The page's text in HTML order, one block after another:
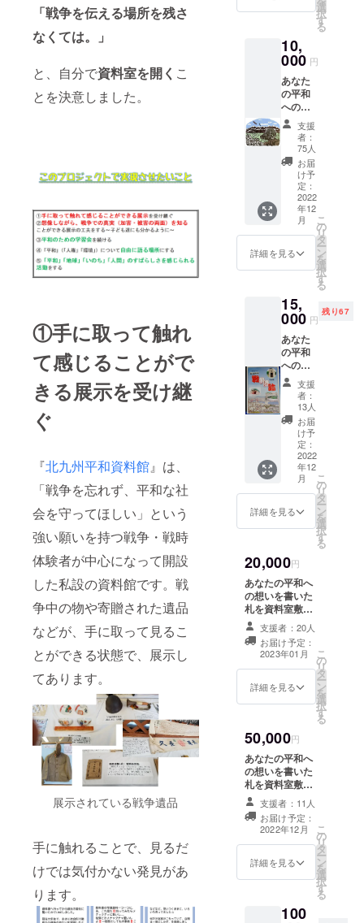
「戦争を伝える場所を残さ
なくては。」
と、自分で資料室を開く こ
とを決意しました。
①手に取って触れ
て感じることがで
きる展示を受け継
ぐ
『北九州平和資料館』は、
「戦争を忘れず、平和な社
会を守ってほしい」という
強い願いを持つ戦争・戦時
体験者が中心になって開設
した私設の資料館です。戦
争中の物や寄贈された遺品
などが、手に取って見るこ
とができる状態で、展示し
てあります。
展示されている戦争遺品
手に触れることで、見るだ
けでは気付かない発見があ
ります。
き付け
ようと
いま
す。
お名前
を含め
て20文
字くら
いでお
願いし
ます。
若松出
身のイ
ラスト
ター山
福朱実
品「戦
争はも
うイヤ
だ」の
ポスト
カード
か「子
ども向
け平和
のため
の学習
会」参
加券を
お届け
山福朱
実さん
ル＞ イ
ラスト
レー
ター、
版画
家、絵
本作
家。 北
九州市
若松区
の小さ
まれ
本『ヤ
マネコ
毛布』
（復刻
ドット
コム）
るん』
（農文
の町と
ための学習会」
参加券をお届け
8.2cm×17cm
30枚 ※「学習
会」について
・対象…幼児
から中学生くら
い （※親子での
参加を勧めてい
ます。大人の方
でも、戦争のこ
とや歴史のこと
をあまり知らな
方向けです。）
・内容…「北
時の子ども達の
くらし」「兵士
のこと」「爆弾
について」…参
加される方の相
談に応じます。
・開催時期…
2023年4月以降
のいつでも。準
備でき次第、ご
連絡します。
・開催場所…
資料室内 ・人
数…1回6人ま
で 6畳ほどの小
ます。 ・有効
期限…2023年12
月28日まで ・
費…自己負担。
大変申し訳あり
ません。
選
択
す
る
10,
000 円
あなた
の平和
への想
いを書
いた札
を資料
室敷地
内に設
置させ
ていた
だきま
す。 ※
ご希望
の記載
内容を
入くだ
さい。
間伐
材や剪
定枝を
利用す
る予
定。直
径約
10cm以
下の輪
切りの
もの
に、焼
き付け
ようと
考えて
を含め
て20文
字くら
いでお
願いし
ます。
キャラ
クター
TICoの
入った
付箋と
か若松
出身の
イラス
トレー
ター・
家の山
福朱実
さんの
ポスト
カード
お届け
支援
者：
75人
お届
け予
定：
2022
年12
月
詳細を見る
こ
の
リ
タ
ー
ン
を
選
択
す
る
15,
000 円
残り67
あなた
の平和
への想
いを書
いた札
を資料
室敷地
内に設
置させ
ていた
だきま
す。 ※
ご希望
の記載
内容を
入くだ
間伐
材や剪
定枝を
利用す
る予
定。直
10cm以
下の輪
切りの
き付け
ようと
考えて
いま
す。
お名前
を含め
て20文
字くら
いでお
願いし
ブック
支援
者：
13人
お届
け予
定：
2022
年12
月
詳細を見る
こ
の
リ
タ
ー
ン
を
選
択
す
る
20,000円
あなたの平和へ
の想いを書いた
札を資料室敷地
内に設置させて
いただきます。
※ご希望の記載内
容を備考欄へご
記入ください。
間伐材や剪定
切りのものに、
焼き付けようと
考えています。
お名前を含め
て20文字くらい
でお願いしま
す。 イラスト
レーター・絵本
作家の山福朱実
さんのオリジナ
ルの木版画（A5
サイズ）を額入
す。（本プロ
支援者：20人
お届け予定：
2023年01月
詳細を見る
こ
の
リ
タ
ー
ン
を
選
択
す
る
50,000円
あなたの平和へ
の想いを書いた
札を資料室敷地
内に設置させて
いただきます。
※ご希望の記載内
容を備考欄へご
記入ください。
間伐材や剪定
切りのものに、
支援者：11人
お届け予定：
2022年12月
詳細を見る
こ
の
リ
タ
ー
ン
を
選
択
す
る
100